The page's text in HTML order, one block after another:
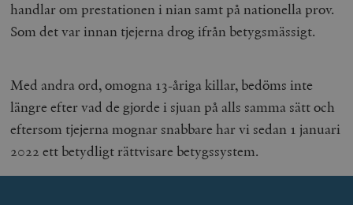
handlar om prestationen i nian samt på nationella prov.
Som det var innan tjejerna drog ifrån betygsmässigt.
Med andra ord, omogna 13-åriga killar, bedöms inte
längre efter vad de gjorde i sjuan på alls samma sätt och
eftersom tjejerna mognar snabbare har vi sedan 1 januari
2022 ett betydligt rättvisare betygssystem.